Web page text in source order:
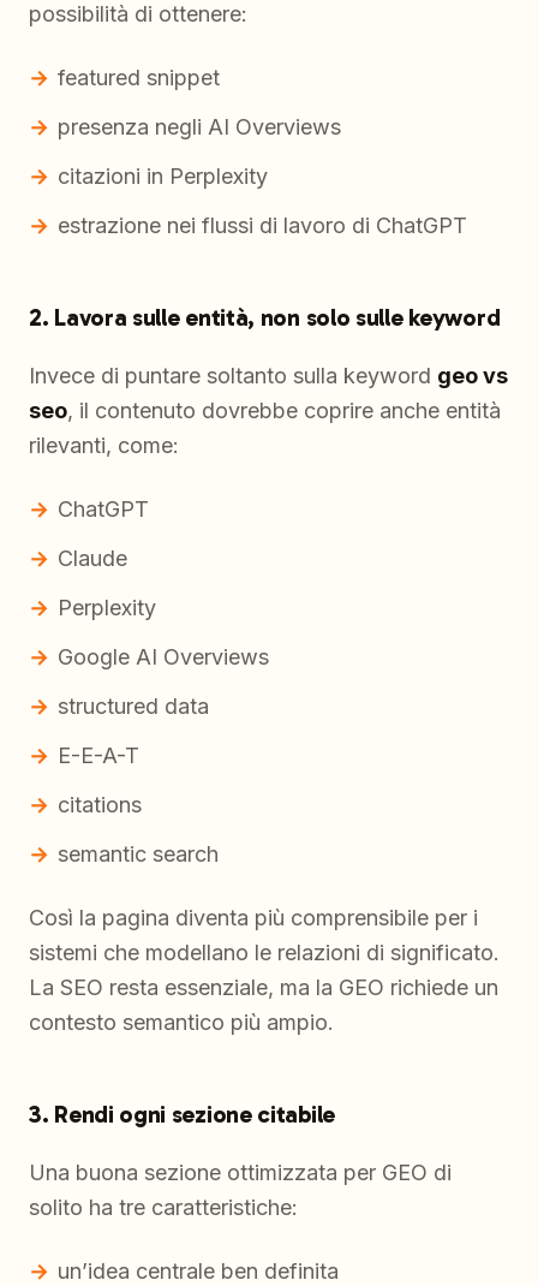
possibilità di ottenere:
featured snippet
presenza negli AI Overviews
citazioni in Perplexity
estrazione nei flussi di lavoro di ChatGPT
2. Lavora sulle entità, non solo sulle keyword
Invece di puntare soltanto sulla keyword geo vs
seo, il contenuto dovrebbe coprire anche entità
rilevanti, come:
ChatGPT
Claude
Perplexity
Google AI Overviews
structured data
E-E-A-T
citations
semantic search
Così la pagina diventa più comprensibile per i
sistemi che modellano le relazioni di significato.
La SEO resta essenziale, ma la GEO richiede un
contesto semantico più ampio.
3. Rendi ogni sezione citabile
Una buona sezione ottimizzata per GEO di
solito ha tre caratteristiche:
un’idea centrale ben definita